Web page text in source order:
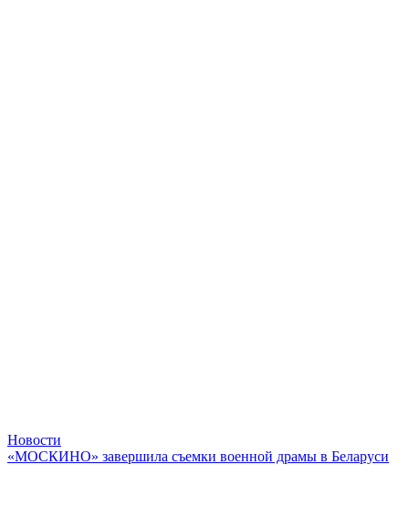
Новости
«МОСКИНО» завершила съемки военной драмы в Беларуси